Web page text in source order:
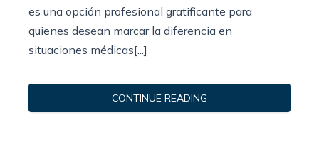
es una opción profesional gratificante para
quienes desean marcar la diferencia en
situaciones médicas[...]
CONTINUE READING